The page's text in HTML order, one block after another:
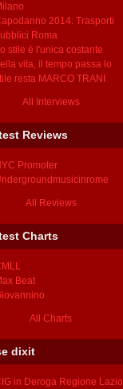
2014: Trasporti
Roma
stile è l'unica costante
vita, il tempo passa lo
resta MARCO TRANI
All Interviews
Reviews
Promoter
All Reviews
Charts
Beat
All Charts
dixit
in Deroga Regione Lazio